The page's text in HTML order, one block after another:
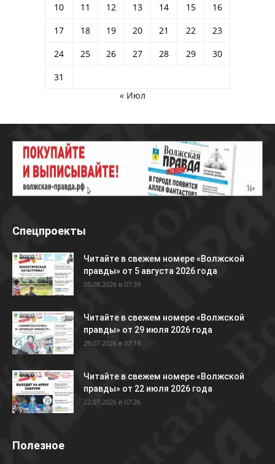
10
11 12 13 14 15
16
17
18 19 20 21 22
23
24
25 26 27 28 29
30
31
« Июл
Спецпроекты
Читайте в свежем номере «Волжской
правды» от 5 августа 2026 года
05.08.2026 в 07:39
Читайте в свежем номере «Волжской
правды» от 29 июля 2026 года
29.07.2026 в 07:18
Читайте в свежем номере «Волжской
правды» от 22 июля 2026 года
22.07.2026 в 07:26
Полезное